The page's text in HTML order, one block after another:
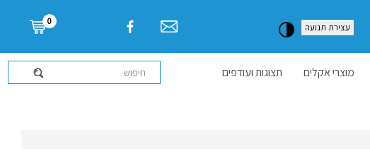
עצירת תנועה
0
מוצרי אקלים תצוגות ועודפים